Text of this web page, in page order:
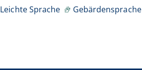
Leichte Sprache Gebärdensprache